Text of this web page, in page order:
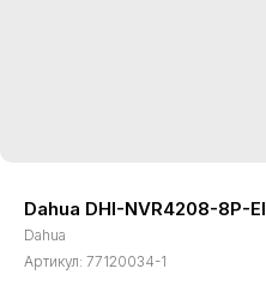
Dahua DHI-NVR4208-8P-EI
Dahua
Артикул: 77120034-1